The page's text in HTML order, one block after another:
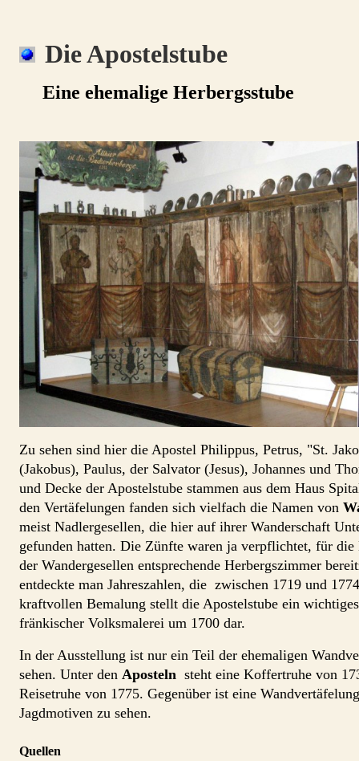
Die Apostelstube
Eine ehemalige Herbergsstube
Zu sehen sind hier die Apostel Philippus, Petrus, "St.
(Jakobus), Paulus, der Salvator (Jesus), Johannes und
und Decke der Apostelstube stammen aus dem Haus
den Vertäfelungen fanden sich vielfach die Namen von
meist Nadlergesellen, die hier auf ihrer Wanderschaft
gefunden hatten. Die Zünfte waren ja verpflichtet, für die
der Wandergesellen entsprechende Herbergszimmer
entdeckte man Jahreszahlen, die zwischen 1719 und
kraftvollen Bemalung stellt die Apostelstube ein
fränkischer Volksmalerei um 1700 dar.
In der Ausstellung ist nur ein Teil der ehemaligen
sehen. Unter den Aposteln steht eine Koffertruhe von
Reisetruhe von 1775. Gegenüber ist eine
Jagdmotiven zu sehen.
Quellen